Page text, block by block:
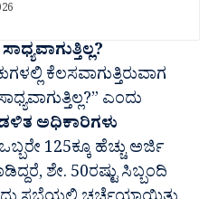
ಕೆಲಸವಾಗುತ್ತಿರುವಾಗ
ಎಂದು
ಅಧಿಕಾರಿಗಳು
125ಕ್ಕೂ ಹೆಚ್ಚು ಅರ್ಜಿ
ಶೇ. 50ರಷ್ಟು ಸಿಬ್ಬಂದಿ